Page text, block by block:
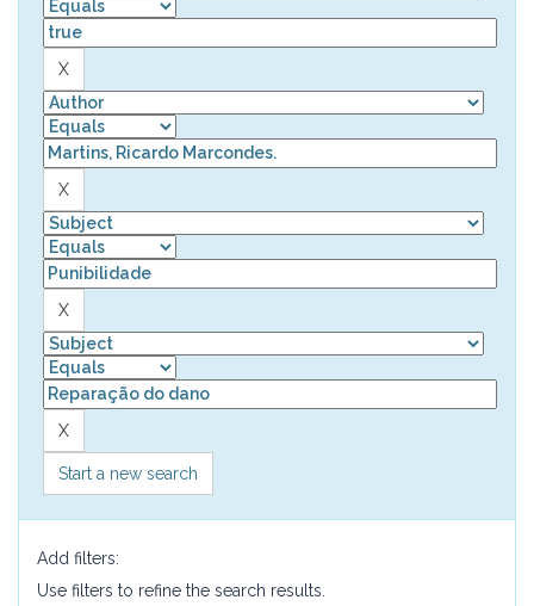
Start a new search
Add filters:
Use filters to refine the search results.